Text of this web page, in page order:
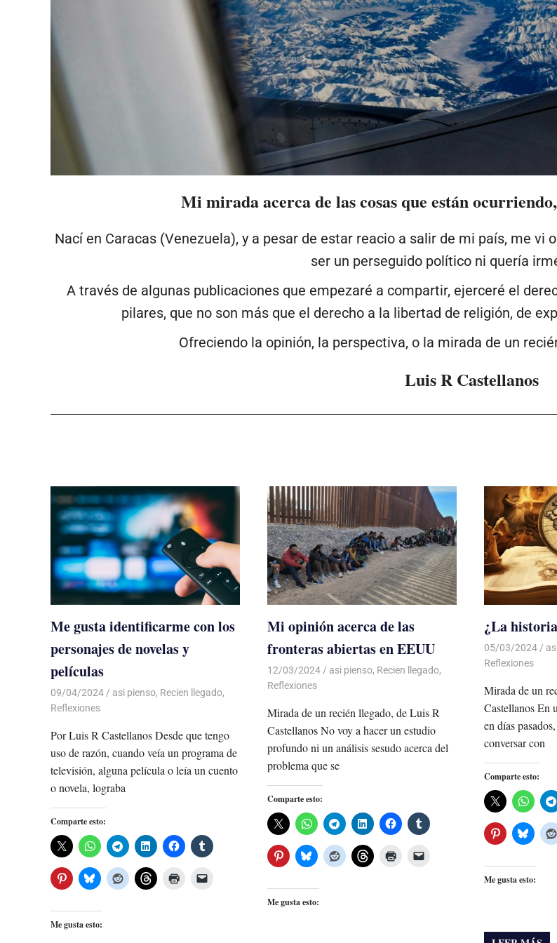
Mi mirada acerca de las cosas que están
Nací en Caracas (Venezuela), y a pesar de estar reacio a salir de mi país, me vi
ser un perseguido político ni quería
A través de algunas publicaciones que empezaré a compartir, ejerceré el
pilares, que no son más que el derecho a la libertad de religión, de
Ofreciendo la opinión, la perspectiva, o la mirada de un
Luis R Castellanos
Me gusta identificarme con los
personajes de novelas y
películas
09/04/2024 De todo un Poco
asi pienso, Recien llegado,
Reflexiones
Por Luis R Castellanos Desde que tengo
uso de razón, cuando veía un programa de
televisión, alguna película o leía un cuento
o novela, lograba
Comparte esto:
Me gusta esto:
Mi opinión acerca de las
fronteras abiertas en EEUU
12/03/2024 De todo un Poco
asi pienso, Recien llegado,
Reflexiones
Mirada de un recién llegado, de Luis R
Castellanos No voy a hacer un estudio
profundo ni un análisis sesudo acerca del
problema que se
Comparte esto:
Me gusta esto:
¿La
05/03/2024
Reflexiones
Mirada de un
Castellanos En
en días
conversar con
Comparte esto:
Me gusta esto: